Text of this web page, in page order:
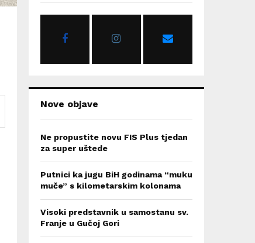
o
Nove objave
Ne propustite novu FIS Plus tjedan
za super uštede
Putnici ka jugu BiH godinama “muku
muče” s kilometarskim kolonama
Visoki predstavnik u samostanu sv.
Franje u Gučoj Gori